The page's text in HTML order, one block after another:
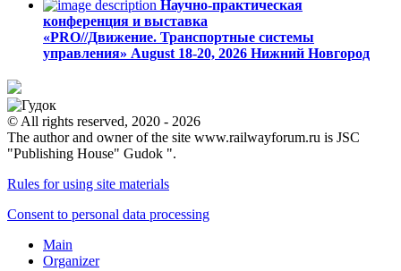
Научно-практическая
конференция и выставка
«PRO//Движение. Транспортные системы
управления» August 18-20, 2026 Нижний Новгород
© All rights reserved, 2020 - 2026
The author and owner of the site www.railwayforum.ru is JSC
"Publishing House" Gudok ".
Rules for using site materials
Consent to personal data processing
Main
Organizer